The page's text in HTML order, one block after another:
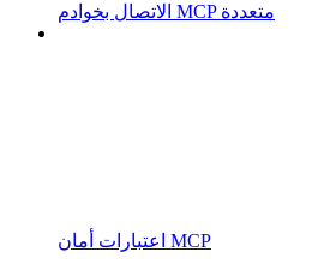
الاتصال بخوادم MCP متعددة
اعتبارات أمان MCP